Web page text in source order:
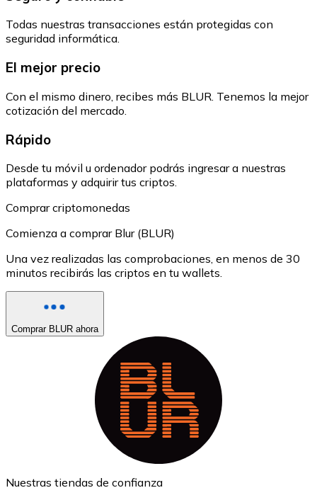
Todas nuestras transacciones están protegidas con
seguridad informática.
El mejor precio
Con el mismo dinero, recibes más BLUR. Tenemos la mejor
cotización del mercado.
Rápido
Desde tu móvil u ordenador podrás ingresar a nuestras
plataformas y adquirir tus criptos.
Comprar criptomonedas
Comienza a comprar Blur (BLUR)
Una vez realizadas las comprobaciones, en menos de 30
minutos recibirás las criptos en tu wallets.
Comprar BLUR ahora
Nuestras tiendas de confianza